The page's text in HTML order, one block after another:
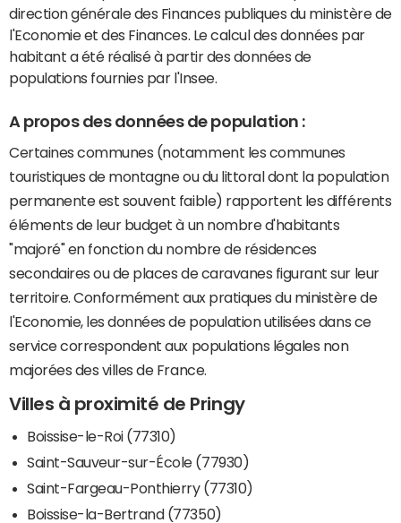
direction générale des Finances publiques du ministère de
l'Economie et des Finances. Le calcul des données par
habitant a été réalisé à partir des données de
populations fournies par l'Insee.
A propos des données de population :
Certaines communes (notamment les communes
touristiques de montagne ou du littoral dont la population
permanente est souvent faible) rapportent les différents
éléments de leur budget à un nombre d'habitants
"majoré" en fonction du nombre de résidences
secondaires ou de places de caravanes figurant sur leur
territoire. Conformément aux pratiques du ministère de
l'Economie, les données de population utilisées dans ce
service correspondent aux populations légales non
majorées des villes de France.
Villes à proximité de Pringy
Boissise-le-Roi (77310)
Saint-Sauveur-sur-École (77930)
Saint-Fargeau-Ponthierry (77310)
Boissise-la-Bertrand (77350)